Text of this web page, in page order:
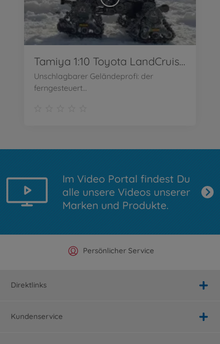
Tamiya 1:10 Toyota LandCruiser 40
Unschlagbarer Geländeprofi: der
ferngesteuert...
Im Video Portal findest Du
alle unsere Videos unserer
Marken und Produkte.
Offizieller Hersteller Shop
Persönlicher Service
Versandkostenfrei ab 25€
Schnelle Lieferung
Direktlinks
Kundenservice